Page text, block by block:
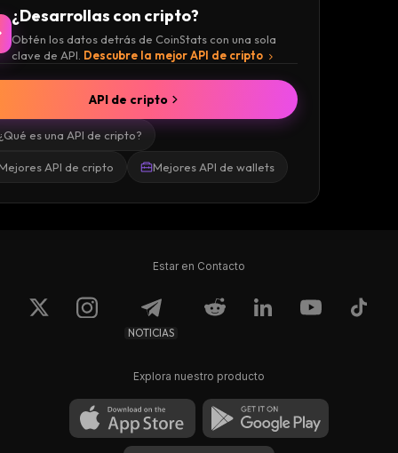
¿Desarrollas con cripto?
Obtén los datos detrás de CoinStats con una sola
clave de API. Descubre la mejor API de cripto
es una API de cripto?
API de cripto Mejores API de wallets
API de cripto
Estar en Contacto
NOTICIAS
Explora nuestro producto